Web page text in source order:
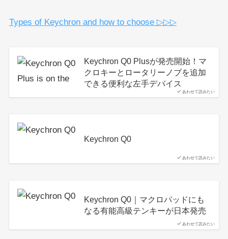
Types of Keychron and how to choose ▷▷▷
あわせて読みたい
Keychron Q0 Plusが発売開始！マ
クロキーとロータリーノブを追加
できる便利な左手デバイス
あわせて読みたい
Keychron Q0
あわせて読みたい
Keychron Q0｜マクロパッドにも
なる有能高級テンキーが日本発売